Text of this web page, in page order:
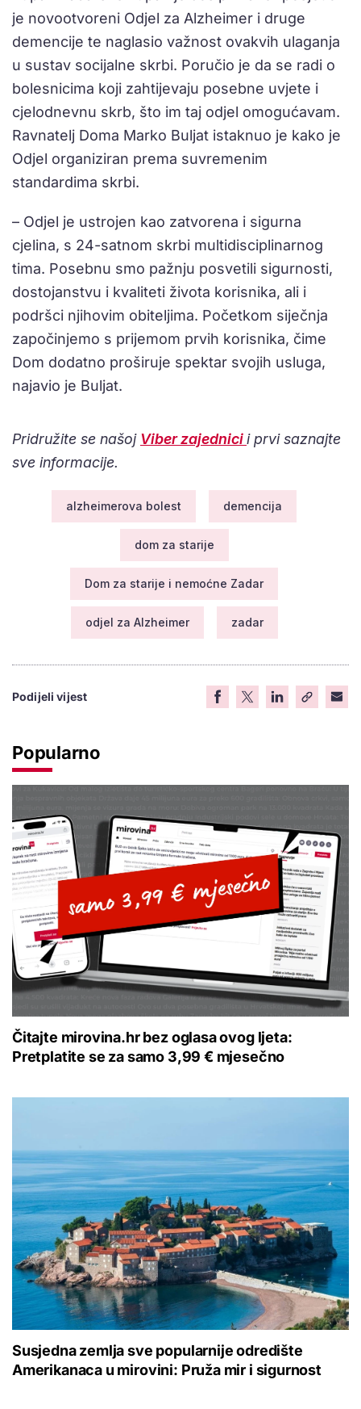
je novootvoreni Odjel za Alzheimer i druge
demencije te naglasio važnost ovakvih ulaganja
u sustav socijalne skrbi. Poručio je da se radi o
bolesnicima koji zahtijevaju posebne uvjete i
cjelodnevnu skrb, što im taj odjel omogućavam.
Ravnatelj Doma Marko Buljat istaknuo je kako je
Odjel organiziran prema suvremenim
standardima skrbi.
– Odjel je ustrojen kao zatvorena i sigurna
cjelina, s 24-satnom skrbi multidisciplinarnog
tima. Posebnu smo pažnju posvetili sigurnosti,
dostojanstvu i kvaliteti života korisnika, ali i
podršci njihovim obiteljima. Početkom siječnja
započinjemo s prijemom prvih korisnika, čime
Dom dodatno proširuje spektar svojih usluga,
najavio je Buljat.
Pridružite se našoj Viber zajednicii prvi saznajte
sve informacije.
alzheimerova bolest demencija
dom za starije
Dom za starije i nemoćne Zadar
odjel za Alzheimer zadar
Podijeli vijest
Popularno
Čitajte mirovina.hr bez oglasa ovog ljeta:
Pretplatite se za samo 3,99 € mjesečno
Susjedna zemlja sve popularnije odredište
Amerikanaca u mirovini: Pruža mir i sigurnost